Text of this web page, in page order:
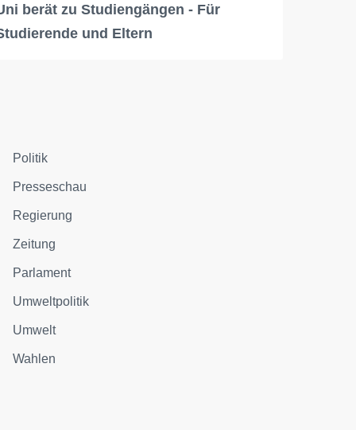
berät zu Studiengängen - Für
und Eltern
Politik
Presseschau
Regierung
Zeitung
Parlament
Umweltpolitik
Umwelt
Wahlen